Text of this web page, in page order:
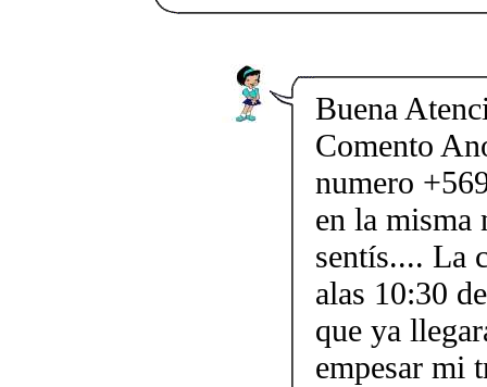
Buena
Comento
numero
en la misma
sentís.... La
alas 10:30
que ya
empesar mi